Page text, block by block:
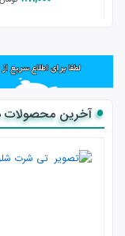
مشاهده عکس
برندیاپیچ
برند است وارد
در صورت داشتن
با شماره
آخرین